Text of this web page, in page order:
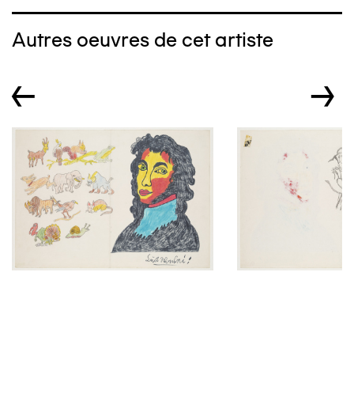
Autres oeuvres de cet artiste
← →